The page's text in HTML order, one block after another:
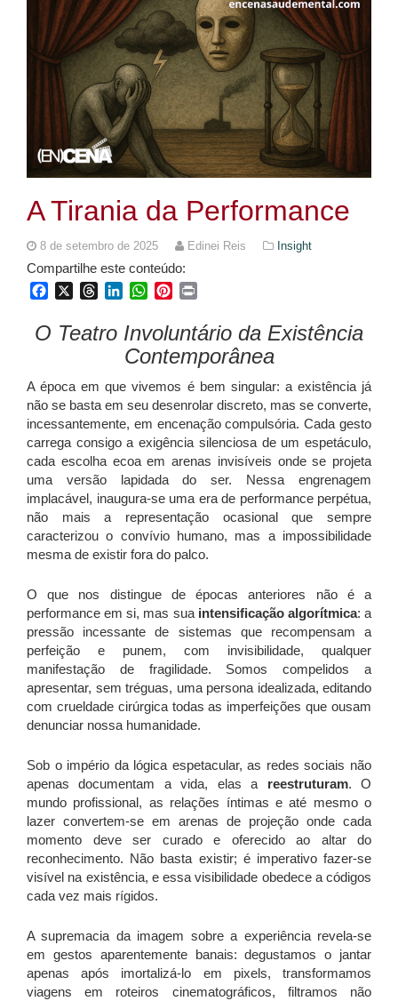
A Tirania da Performance
8 de setembro de 2025 Edinei Reis Insight
Compartilhe este conteúdo:
FacebookThreadsLinkedInWhatsApp
Pinterest
O Teatro Involuntário da Existência
Contemporânea
A época em que vivemos é bem singular: a existência já
não se basta em seu desenrolar discreto, mas se converte,
incessantemente, em encenação compulsória. Cada gesto
carrega consigo a exigência silenciosa de um espetáculo,
cada escolha ecoa em arenas invisíveis onde se projeta
uma versão lapidada do ser. Nessa engrenagem
implacável, inaugura-se uma era de performance perpétua,
não mais a representação ocasional que sempre
caracterizou o convívio humano, mas a impossibilidade
mesma de existir fora do palco.
O que nos distingue de épocas anteriores não é a
performance em si, mas sua intensificação algorítmica: a
pressão incessante de sistemas que recompensam a
perfeição e punem, com invisibilidade, qualquer
manifestação de fragilidade. Somos compelidos a
apresentar, sem tréguas, uma persona idealizada, editando
com crueldade cirúrgica todas as imperfeições que ousam
denunciar nossa humanidade.
Sob o império da lógica espetacular, as redes sociais não
apenas documentam a vida, elas a reestruturam. O
mundo profissional, as relações íntimas e até mesmo o
lazer convertem-se em arenas de projeção onde cada
momento deve ser curado e oferecido ao altar do
reconhecimento. Não basta existir; é imperativo fazer-se
visível na existência, e essa visibilidade obedece a códigos
cada vez mais rígidos.
A supremacia da imagem sobre a experiência revela-se
em gestos aparentemente banais: degustamos o jantar
apenas após imortalizá-lo em pixels, transformamos
viagens em roteiros cinematográficos, filtramos não